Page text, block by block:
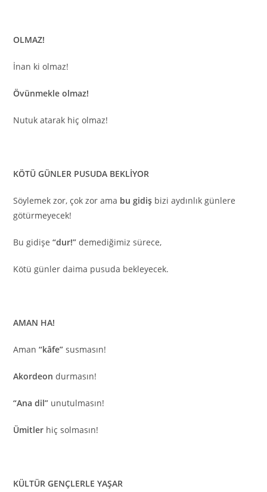
OLMAZ!
İnan ki olmaz!
Övünmekle olmaz!
Nutuk atarak hiç olmaz!
KÖTÜ GÜNLER PUSUDA BEKLİYOR
Söylemek zor, çok zor ama bu gidiş bizi aydınlık günlere
götürmeyecek!
Bu gidişe“dur!” demediğimiz sürece,
Kötü günler daima pusuda bekleyecek.
AMAN HA!
Aman“kâfe”susmasın!
Akordeon durmasın!
“Ana dil” unutulmasın!
Ümitler hiç solmasın!
KÜLTÜR GENÇLERLE YAŞAR